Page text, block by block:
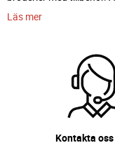
Läs mer
Kontakta oss